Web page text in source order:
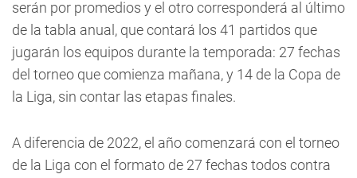
serán por promedios y el otro corresponderá al último
de la tabla anual, que contará los 41 partidos que
jugarán los equipos durante la temporada: 27 fechas
del torneo que comienza mañana, y 14 de la Copa de
la Liga, sin contar las etapas finales.
A diferencia de 2022, el año comenzará con el torneo
de la Liga con el formato de 27 fechas todos contra